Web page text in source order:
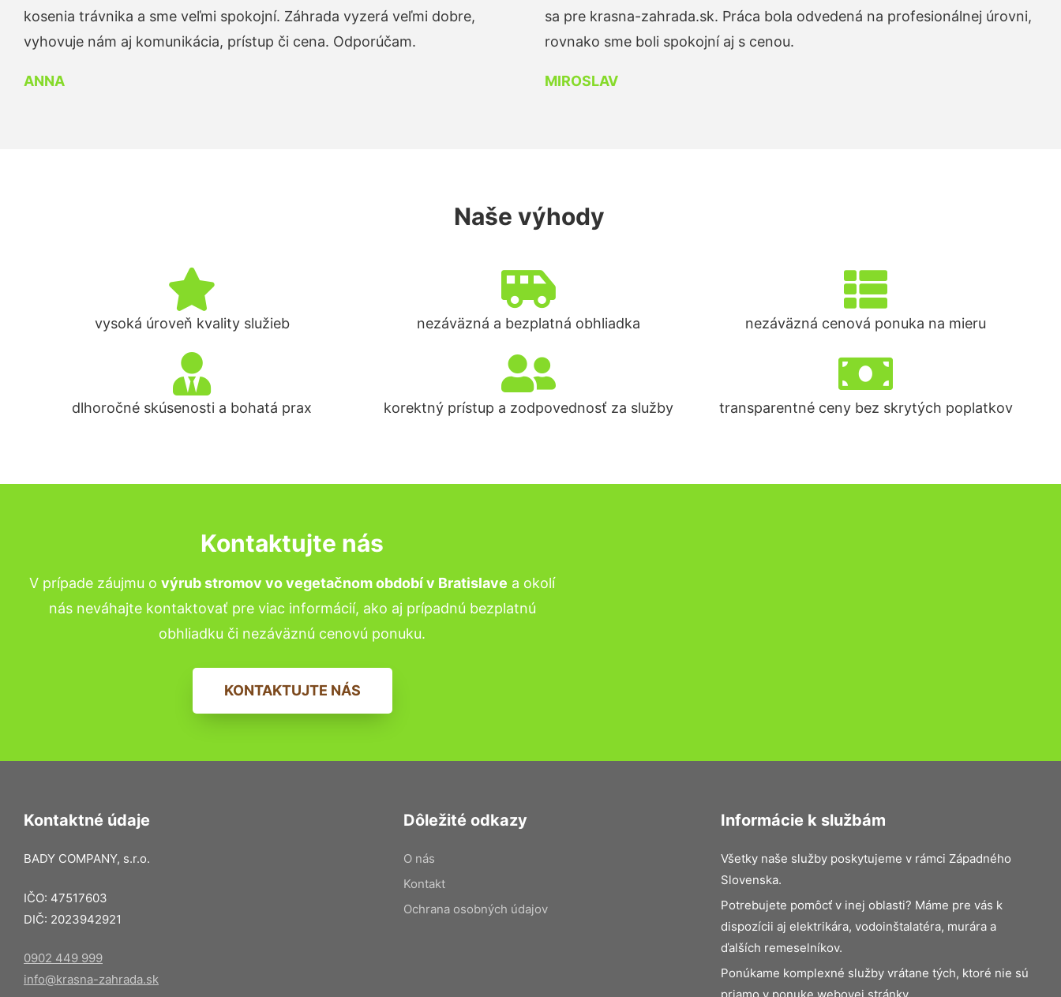
kosenia trávnika a sme veľmi spokojní. Záhrada vyzerá veľmi dobre,
vyhovuje nám aj komunikácia, prístup či cena. Odporúčam.
ANNA
sa pre krasna-zahrada.sk. Práca bola odvedená na profesionálnej úrovni,
rovnako sme boli spokojní aj s cenou.
MIROSLAV
Naše výhody
vysoká úroveň kvality služieb nezáväzná a bezplatná obhliadka nezáväzná cenová ponuka na mieru
dlhoročné skúsenosti a bohatá prax korektný prístup a zodpovednosť za služby transparentné ceny bez skrytých poplatkov
Kontaktujte nás
V prípade záujmu o výrub stromov vo vegetačnom období v Bratislave a okolí
nás neváhajte kontaktovať pre viac informácií, ako aj prípadnú bezplatnú
obhliadku či nezáväznú cenovú ponuku.
KONTAKTUJTE NÁS
Kontaktné údaje
BADY COMPANY, s.r.o.
IČO: 47517603
DIČ: 2023942921
0902 449 999
info@krasna-zahrada.sk
Dôležité odkazy
O nás
Kontakt
Ochrana osobných údajov
Informácie k službám
Všetky naše služby poskytujeme v rámci Západného
Slovenska.
Potrebujete pomôcť v inej oblasti? Máme pre vás k
dispozícii aj elektrikára, vodoinštalatéra, murára a
ďalších remeselníkov.
Ponúkame komplexné služby vrátane tých, ktoré nie sú